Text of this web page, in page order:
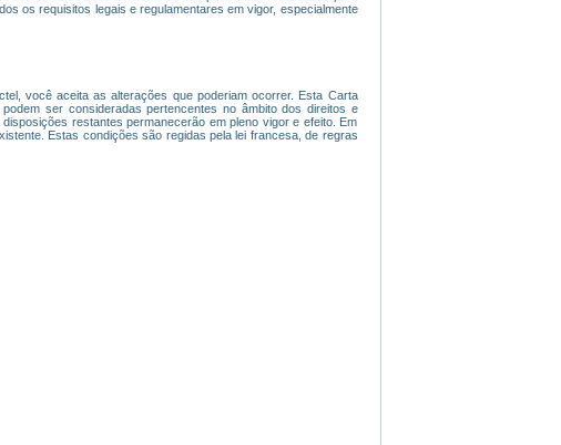
os requisitos legais e regulamentares em vigor, especialmente
você aceita as alterações que poderiam ocorrer. Esta Carta
ser consideradas pertencentes no âmbito dos direitos e
restantes permanecerão em pleno vigor e efeito. Em
Estas condições são regidas pela lei francesa, de regras